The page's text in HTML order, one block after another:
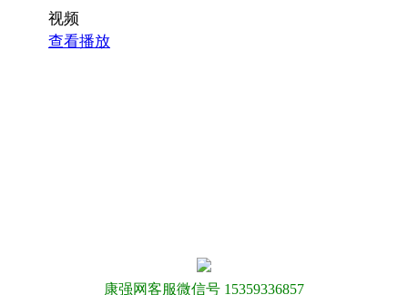
视频
查看播放
康强网客服微信号 15359336857